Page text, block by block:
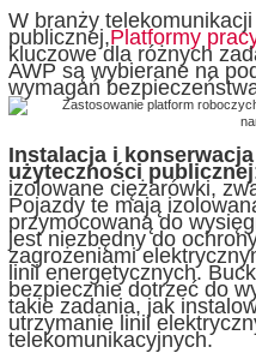
W branży
publicznej,Platformy
kluczowe dla różnych
AWP są wybierane na
wymagań
Instalacja i
użyteczności publicznej
izolowane ciężarówki,
Pojazdy te mają
przymocowaną do
jest niezbędny do
zagrożeniami
linii energetycznych.
bezpiecznie dotrzeć do
takie zadania, jak
utrzymanie linii
telekomunikacyjnych.